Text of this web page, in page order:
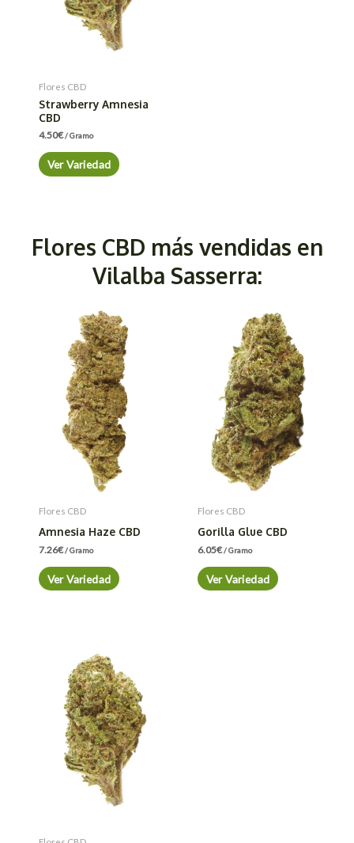
Flores CBD
Strawberry Amnesia
CBD
4.50€/ Gramo
Ver Variedad
Flores CBD más vendidas en
Vilalba Sasserra:
Flores CBD
Amnesia Haze CBD
7.26€/ Gramo
Ver Variedad
Flores CBD
Gorilla Glue CBD
6.05€/ Gramo
Ver Variedad